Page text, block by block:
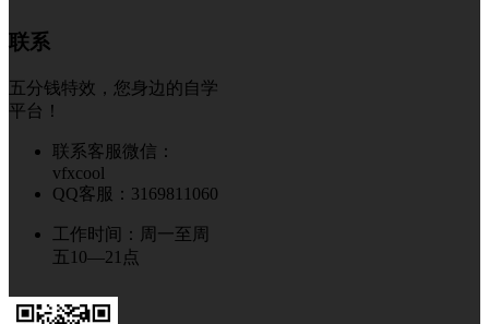
联系
五分钱特效，您身边的自学
平台！
联系客服微信：
vfxcool
QQ客服：3169811060
工作时间：周一至周
五10—21点